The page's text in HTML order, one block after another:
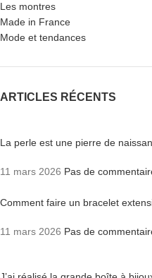
Les montres
Made in France
Mode et tendances
ARTICLES RÉCENTS
La perle est une pierre de
11 mars 2026 Pas de
Comment faire un bracelet
11 mars 2026 Pas de